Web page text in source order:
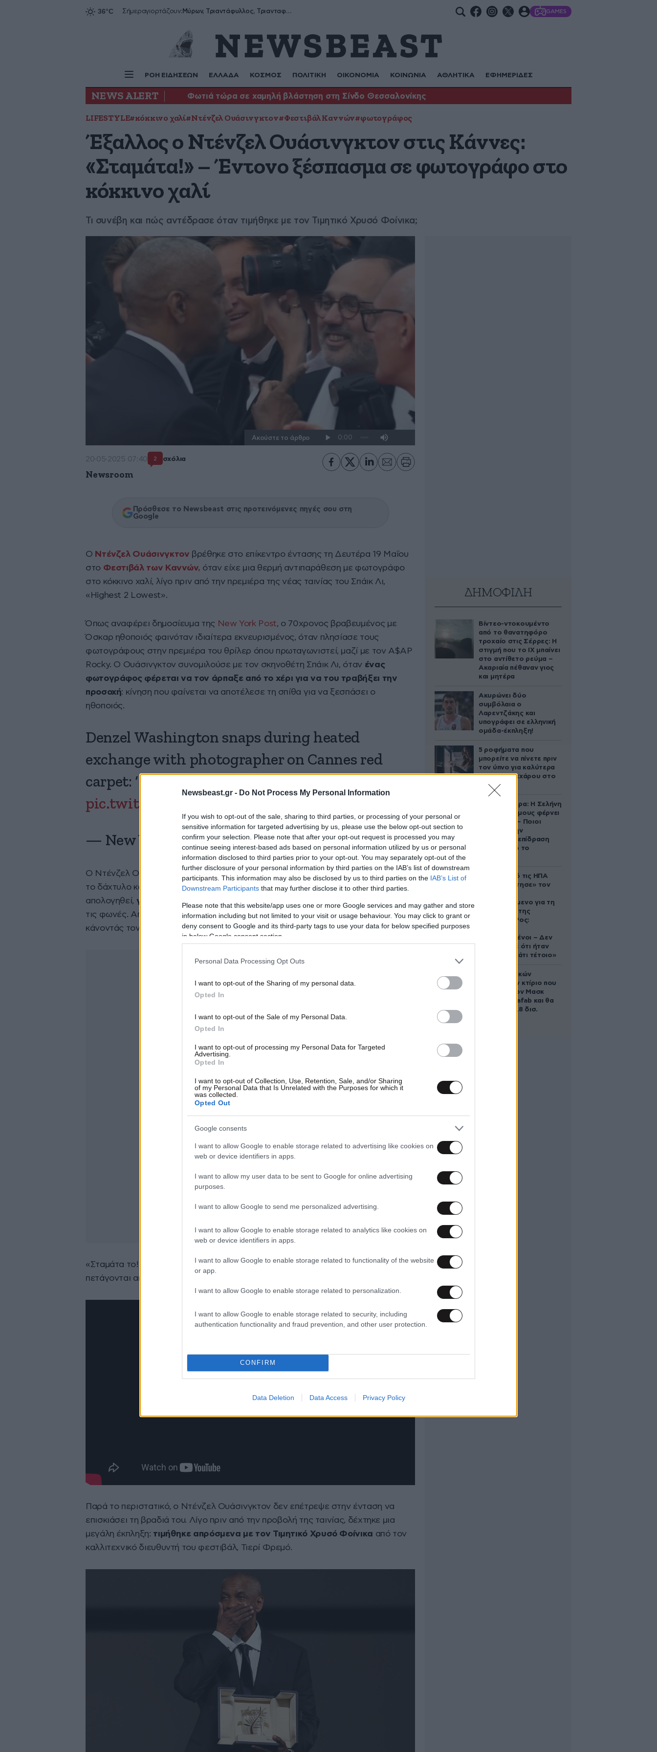
Newsbeast.gr - Do Not Process My Personal Information
If you wish to opt-out of the sale, sharing to third parties, or processing of your personal or
sensitive information for targeted advertising by us, please use the below opt-out section to
confirm your selection. Please note that after your opt-out request is processed you may
continue seeing interest-based ads based on personal information utilized by us or personal
information disclosed to third parties prior to your opt-out. You may separately opt-out of the
further disclosure of your personal information by third parties on the IAB’s list of downstream
participants. This information may also be disclosed by us to third parties on the IAB’s List of
Downstream Participants that may further disclose it to other third parties.
Please note that this website/app uses one or more Google services and may gather and store
information including but not limited to your visit or usage behaviour. You may click to grant or
deny consent to Google and its third-party tags to use your data for below specified purposes
in below Google consent section.
Personal Data Processing Opt Outs
I want to opt-out of the Sharing of my personal data.
Opted In
I want to opt-out of the Sale of my Personal Data.
Opted In
I want to opt-out of processing my Personal Data for Targeted
Advertising.
Opted In
I want to opt-out of Collection, Use, Retention, Sale, and/or Sharing
of my Personal Data that Is Unrelated with the Purposes for which it
was collected.
Opted Out
Google consents
I want to allow Google to enable storage related to advertising like cookies on
web or device identifiers in apps.
I want to allow my user data to be sent to Google for online advertising
purposes.
I want to allow Google to send me personalized advertising.
I want to allow Google to enable storage related to analytics like cookies on
web or device identifiers in apps.
I want to allow Google to enable storage related to functionality of the website
or app.
I want to allow Google to enable storage related to personalization.
I want to allow Google to enable storage related to security, including
authentication functionality and fraud prevention, and other user protection.
CONFIRM
Data Deletion Data Access Privacy Policy
Σήμεραγιορτάζουν: Μύρων, Τριαντάφυλλος, Τριανταφυλλιά, Φυλλιώ, Ρόζα GAMES
ΡΟΗ ΕΙΔΗΣΕΩΝ ΕΛΛΑΔΑ ΚΟΣΜΟΣ ΠΟΛΙΤΙΚΗ ΟΙΚΟΝΟΜΙΑ ΚΟΙΝΩΝΙΑ ΑΘΛΗΤΙΚΑ ΕΦΗΜΕΡΙΔΕΣ
NEWS ALERT Φωτιά τώρα σε χαμηλή βλάστηση στη Σίνδο Θεσσαλονίκης
LIFESTYLE#κόκκινο χαλί#Ντένζελ Ουάσινγκτον#Φεστιβάλ Καννών#φωτογράφος
Έξαλλος ο Ντένζελ Ουάσινγκτον στις Κάννες:
«Σταμάτα!» – Έντονο ξέσπασμα σε φωτογράφο στο
κόκκινο χαλί
Τι συνέβη και πώς αντέδρασε όταν τιμήθηκε με τον Τιμητικό Χρυσό Φοίνικα;
Ακούστε το άρθρο
20·05·2025 07:40 2 σχόλια
Newsroom
Πρόσθεσε το Newsbeast στις προτεινόμενες πηγές σου στη
Google
Ο Ντένζελ Ουάσινγκτον βρέθηκε στο επίκεντρο έντασης τη Δευτέρα 19 Μαΐου
στο Φεστιβάλ των Καννών, όταν είχε μια θερμή αντιπαράθεση με φωτογράφο
στο κόκκινο χαλί, λίγο πριν από την πρεμιέρα της νέας ταινίας του Σπάικ Λι,
«Highest 2 Lowest».
Όπως αναφέρει δημοσίευμα της New York Post, ο 70χρονος βραβευμένος με
Όσκαρ ηθοποιός φαινόταν ιδιαίτερα εκνευρισμένος, όταν πλησίασε τους
φωτογράφους στην πρεμιέρα του θρίλερ όπου πρωταγωνιστεί, μαζί με τον A$AP
Rocky. Ο Ουάσινγκτον συνομιλούσε με τον σκηνοθέτη Σπάικ Λι, όταν ένας
φωτογράφος φέρεται να τον άρπαξε από το χέρι για να του τραβήξει την
προσοχή: κίνηση που φαίνεται να αποτέλεσε τη σπίθα για να ξεσπάσει ο
ηθοποιός.
Denzel Washington snaps during heated
exchange with photographer on Cannes red
carpet: ‘Stop!’
pic.twitter.com/kaZl5pvmzH
— New York Post (@nypost)May 19, 2025
Ο Ντένζελ Ουάσινγκτον πλησίασε τον φωτογράφο δείχνοντάς τον επιτακτικά με
το δάχτυλο και φώναζε επανειλημμένα «Σταμάτα!». Όταν ο φωτογράφος, αντί να
απολογηθεί, γέλασε ειρωνικά μπροστά στο πρόσωπό του,
ο ηθοποιός συνέχισε
τις φωνές. Αποχωρώντας, ο φωτογράφος τον άρπαξε ξανά από το χέρι,
κάνοντάς τον να αντιδράσει έντονα.
«Σταμάτα το!», φώναξε ο Ουάσινγκτον, με τις φλέβες στον λαιμό του να
πετάγονται από την ένταση. «Σταμάτα!».
Παρά το περιστατικό, ο Ντένζελ Ουάσινγκτον δεν επέτρεψε στην ένταση να
επισκιάσει τη βραδιά του. Λίγο πριν από την προβολή της ταινίας, δέχτηκε μια
μεγάλη έκπληξη: τιμήθηκε απρόσμενα με τον Τιμητικό Χρυσό Φοίνικα από τον
καλλιτεχνικό διευθυντή του φεστιβάλ, Τιερί Φρεμό.
ΔΗΜΟΦΙΛΗ
Βίντεο-ντοκουμέντο
από το θανατηφόρο
τροχαίο στις Σέρρες: Η
στιγμή που το ΙΧ μπαίνει
στο αντίθετο ρεύμα –
Ακαριαία πέθαναν γιος
και μητέρα
Ακυρώνει δύο
συμβόλαια ο
Λαρεντζάκης και
υπογράφει σε ελληνική
ομάδα-έκπληξη!
5 ροφήματα που
μπορείτε να πίνετε πριν
τον ύπνο για καλύτερα
επίπεδα σακχάρου στο
αίμα
Ζώδια σήμερα: Η Σελήνη
στους Διδύμους φέρνει
ανατροπές – Ποιοι
δέχονται την
ευεργετική επίδραση
του Δία από το
Ζευγάρι από τις ΗΠΑ
που «υιοθέτησε» τον
κατηγορούμενο για τη
δολοφονία της
Ελίζαμπεθ Ρος:
συντετριμμένοι – Δεν
έδειξε ποτέ ότι ήταν
ικανός για κάτι τέτοιο»
Το φαραωνικών
διαστάσεων κτίριο που
χτίζει ο Έλον Μασκ
λέγεται Terafab και θα
κοστίσει 16,8 δισ.